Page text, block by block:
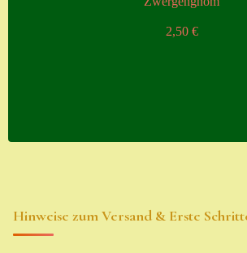
2,50 €
Hinweise zum Versand & Erste